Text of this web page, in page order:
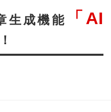
生成機能
「AI